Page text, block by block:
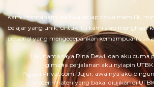
Kami memahami bahwa setiap siswa memiliki
belajar yang unik, untuk itu kami siap
personal yang mengedepankan kemampuan siswa
Hai, nama saya Rina Dewi, dan aku cuma
gimana perjalanan aku nyiapin
NgajarPrivat.com. Jujur, awalnya aku
materi-materi yang bakal diujikan di